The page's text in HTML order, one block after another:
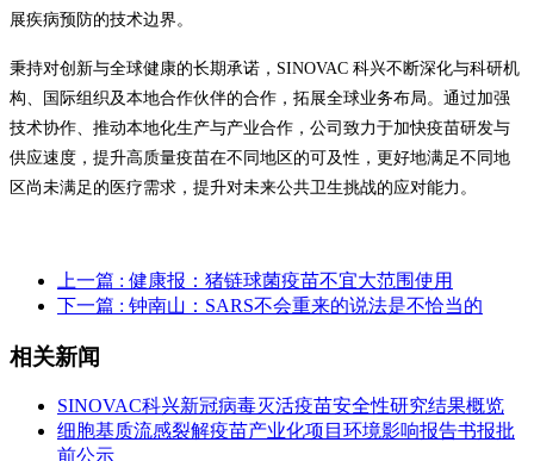
展疾病预防的技术边界。
秉持对创新与全球健康的长期承诺，SINOVAC 科兴不断深化与科研机
构、国际组织及本地合作伙伴的合作，拓展全球业务布局。通过加强
技术协作、推动本地化生产与产业合作，公司致力于加快疫苗研发与
供应速度，提升高质量疫苗在不同地区的可及性，更好地满足不同地
区尚未满足的医疗需求，提升对未来公共卫生挑战的应对能力。
上一篇 : 健康报：猪链球菌疫苗不宜大范围使用
下一篇 : 钟南山：SARS不会重来的说法是不恰当的
相关新闻
SINOVAC科兴新冠病毒灭活疫苗安全性研究结果概览
细胞基质流感裂解疫苗产业化项目环境影响报告书报批
前公示